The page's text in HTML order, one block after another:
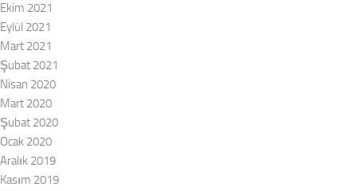
Ekim 2021
Eylül 2021
Mart 2021
Şubat 2021
Nisan 2020
Mart 2020
Şubat 2020
Ocak 2020
Aralık 2019
Kasım 2019